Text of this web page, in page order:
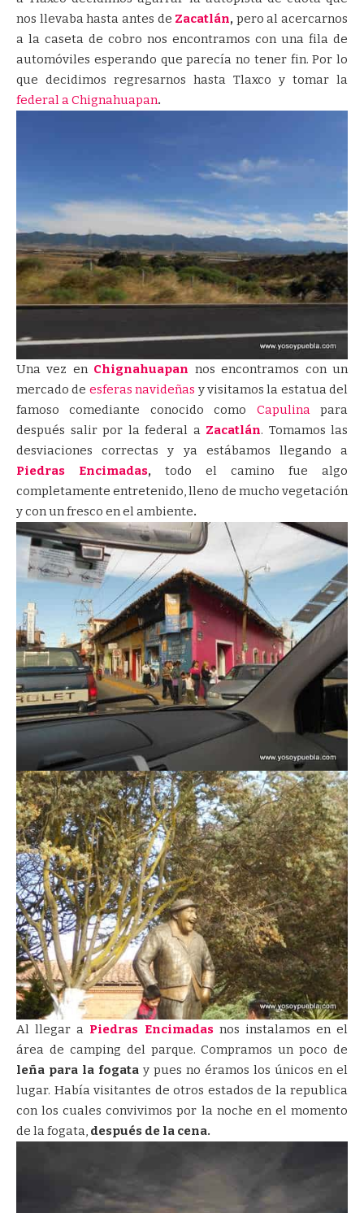
nos llevaba hasta antes de Zacatlán, pero al acercarnos
a la caseta de cobro nos encontramos con una fila de
automóviles esperando que parecía no tener fin. Por lo
que decidimos regresarnos hasta Tlaxco y tomar la
federal a Chignahuapan.
Una vez enChignahuapan nos encontramos con un
mercado de esferas navideñas y visitamos la estatua del
famoso comediante conocido como Capulinapara
después salir por la federal a Zacatlán. Tomamos las
desviaciones correctas y ya estábamos llegando a
Piedras Encimadas, todo el camino fue algo
completamente entretenido, lleno de mucho vegetación
y con un fresco en el ambiente.
Al llegar a Piedras Encimadasnos instalamos en el
área de camping del parque. Compramos un poco de
leña para la fogata y pues no éramos los únicos en el
lugar. Había visitantes de otros estados de la republica
con los cuales convivimos por la noche en el momento
de la fogata, después de la cena.